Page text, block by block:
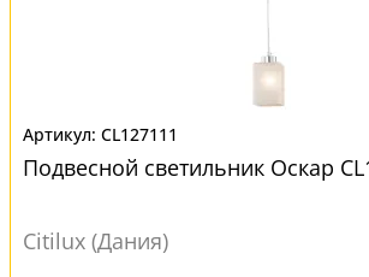
CL127111
Подвесной светильник Оскар
Citilux (Дания)